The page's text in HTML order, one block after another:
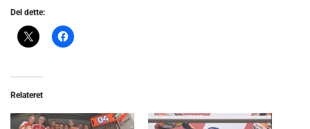
Del dette:
Relateret